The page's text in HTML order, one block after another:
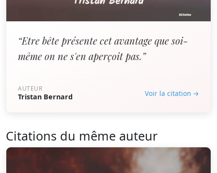
“Etre bête présente cet avantage que soi-
même on ne s'en aperçoit pas.”
AUTEUR
Tristan Bernard Voir la citation →
Citations du même auteur